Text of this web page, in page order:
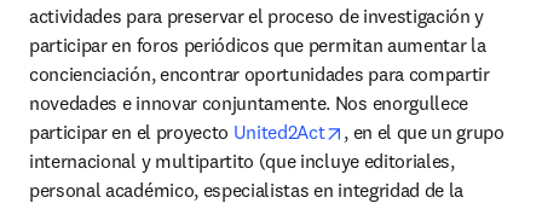
actividades para preservar el proceso de investigación y
participar en foros periódicos que permitan aumentar la
concienciación, encontrar oportunidades para compartir
novedades e innovar conjuntamente. Nos enorgullece
participar en el proyecto United2Act opens in new tab/
, en el que un grupo
internacional y multipartito (que incluye editoriales,
personal académico, especialistas en integridad de la